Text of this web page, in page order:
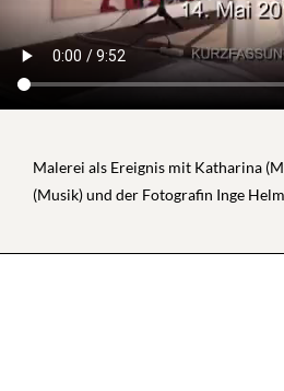
Malerei als Ereignis mit Katharina
(Musik) und der Fotografin Inge